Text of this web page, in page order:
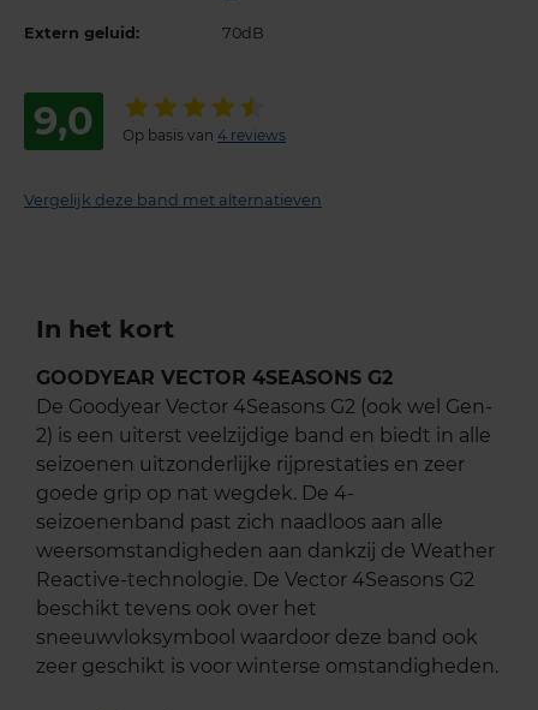
Extern geluid: 70dB
9,0 Op basis van 4 reviews
Vergelijk deze band met alternatieven
In het kort
GOODYEAR VECTOR 4SEASONS G2
De Goodyear Vector 4Seasons G2 (ook wel Gen-
2) is een uiterst veelzijdige band en biedt in alle
seizoenen uitzonderlijke rijprestaties en zeer
goede grip op nat wegdek. De 4-
seizoenenband past zich naadloos aan alle
weersomstandigheden aan dankzij de Weather
Reactive-technologie. De Vector 4Seasons G2
beschikt tevens ook over het
sneeuwvloksymbool waardoor deze band ook
zeer geschikt is voor winterse omstandigheden.